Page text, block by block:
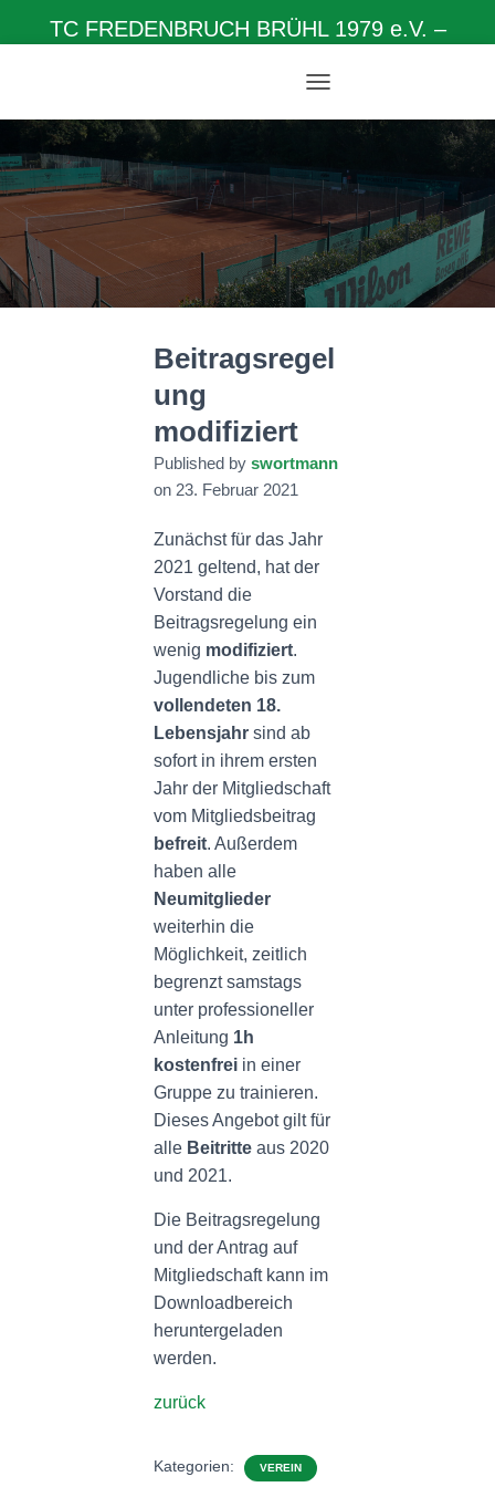
TC FREDENBRUCH BRÜHL 1979 e.V. –
A
G
T
I
O
N
U
S
C
Beitragsregel
ung
modifiziert
Published by swortmann
on 23. Februar 2021
Zunächst für das Jahr
2021 geltend, hat der
Vorstand die
Beitragsregelung ein
wenig modifiziert.
Jugendliche bis zum
vollendeten 18.
Lebensjahr sind ab
sofort in ihrem ersten
Jahr der Mitgliedschaft
vom Mitgliedsbeitrag
befreit. Außerdem
haben alle
Neumitglieder
weiterhin die
Möglichkeit, zeitlich
begrenzt samstags
unter professioneller
Anleitung 1h
kostenfrei in einer
Gruppe zu trainieren.
Dieses Angebot gilt für
alle Beitritte aus 2020
und 2021.
Die Beitragsregelung
und der Antrag auf
Mitgliedschaft kann im
Downloadbereich
heruntergeladen
werden.
zurück
Kategorien: VEREIN